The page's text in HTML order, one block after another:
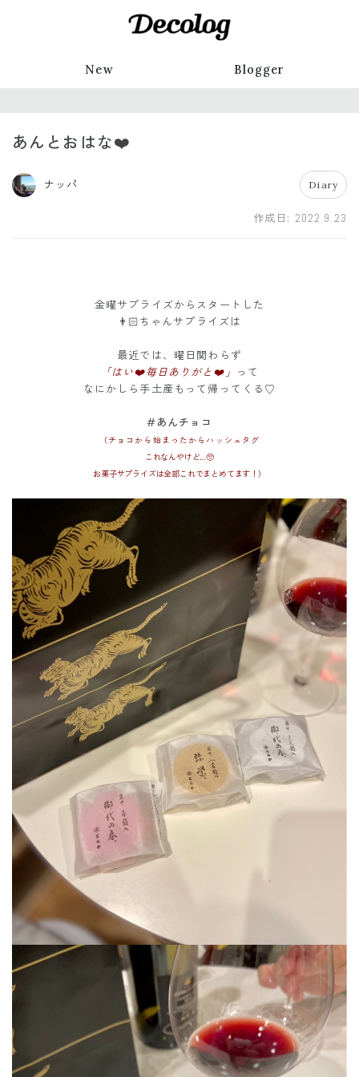
New Blogger
あんとおはな❤️
ナッパ Diary
作成日: 2022.9.23
金曜サプライズからスタートした
👨🏻ちゃんサプライズは
最近では、曜日関わらず
「はい❤️毎日ありがと❤️」 って
なにかしら手土産もって帰ってくる♡
#あんチョコ
（チョコから始まったからハッシュタグ
これなんやけど…🥺
お菓子サプライズは全部これでまとめてます！）